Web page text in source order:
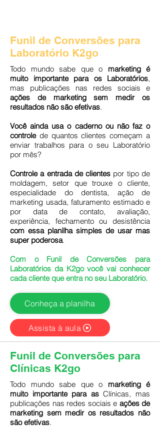
Conversões
para
Laboratórios
de
Funil de Conversões para
Laboratório K2go
Todo mundo sabe que o marketing é
muito importante para os Laboratórios,
mas publicações nas redes sociais e
ações de marketing sem medir os
resultados não são efetivas.
Você ainda usa o caderno ou não faz o
controlede quantos clientes começam a
enviar trabalhos para o seu Laboratório
por mês?
Controle a entrada de clientes por tipo de
moldagem, setor que trouxe o cliente,
especialidade do dentista, ação de
marketing usada, faturamento estimado e
por data de contato, avaliação,
experiência, fechamento ou desistência
com essa planilha simples de usar mas
super poderosa.
Com o Funil de Conversões para
Laboratórios da K2go você vai conhecer
cada cliente que entra no seu Laboratório.
Conheça a planilha
Assista à aula
Funil de Conversões para
Clínicas K2go
Todo mundo sabe que o marketing é
muito importante para asClínicas, mas
publicações nas redes sociais e ações de
marketing sem medir os resultados não
são efetivas.